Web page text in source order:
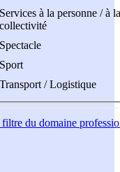
Services à la personne / à la
collectivité
Spectacle
Sport
Transport / Logistique
du domaine